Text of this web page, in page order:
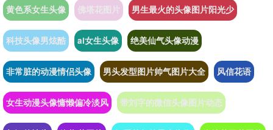
黄色系女生头像 佛塔花图片 男生最火的头像图片阳光少
科技头像男炫酷 ai女生头像 绝美仙气头像动漫
非常脏的动漫情侣头像 男头发型图片帅气图片大全 风信花语
女生动漫头像慵懒偏冷淡风 带刘字的微信头像图片动态